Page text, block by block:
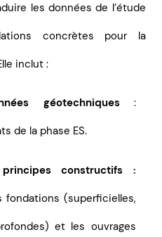
les données de l’étude
concrètes pour la
inclut :
géotechniques:
de la phase ES.
constructifs :
fondations (superficielles,
et les ouvrages